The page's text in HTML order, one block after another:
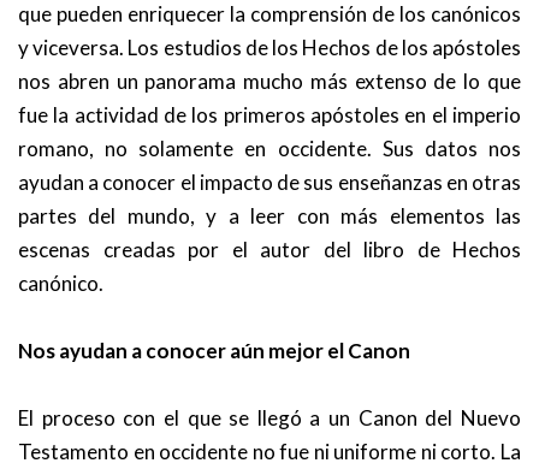
que pueden enriquecer la comprensión de los canónicos
y viceversa. Los estudios de los Hechos de los apóstoles
nos abren un panorama mucho más extenso de lo que
fue la actividad de los primeros apóstoles en el imperio
romano, no solamente en occidente. Sus datos nos
ayudan a conocer el impacto de sus enseñanzas en otras
partes del mundo, y a leer con más elementos las
escenas creadas por el autor del libro de Hechos
canónico.
Nos ayudan a conocer aún mejor el Canon
El proceso con el que se llegó a un Canon del Nuevo
Testamento en occidente no fue ni uniforme ni corto. La